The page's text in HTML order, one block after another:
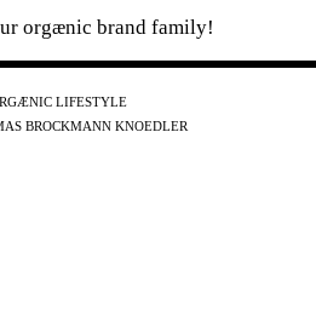
orgænic brand family!
LIFESTYLE
BROCKMANN KNOEDLER